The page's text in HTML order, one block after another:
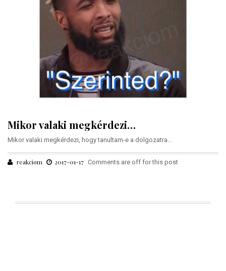
Mikor valaki megkérdezi…
Mikor valaki megkérdezi, hogy tanultam-e a dolgozatra…
reakciom 2017-01-17 Comments are off for this post